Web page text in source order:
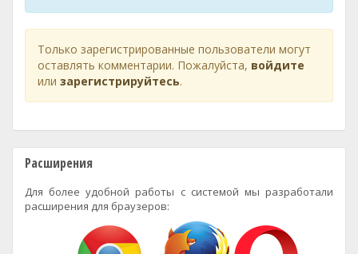
Только зарегистрированные пользователи могут
оставлять комментарии. Пожалуйста, войдите
или зарегистрируйтесь.
Расширения
Для более удобной работы с системой мы разработали
расширения для браузеров: